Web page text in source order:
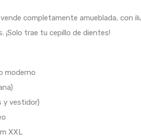
completamente amueblada, con
trae tu cepillo de dientes!
moderno
y vestidor)
XXL